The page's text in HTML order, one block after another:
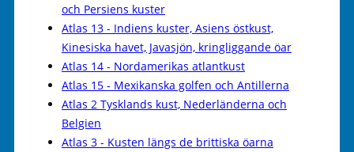
och Persiens kuster
Atlas 13 - Indiens kuster, Asiens östkust,
Kinesiska havet, Javasjön, kringliggande öar
Atlas 14 - Nordamerikas atlantkust
Atlas 15 - Mexikanska golfen och Antillerna
Atlas 2 Tysklands kust, Nederländerna och
Belgien
Atlas 3 - Kusten längs de brittiska öarna